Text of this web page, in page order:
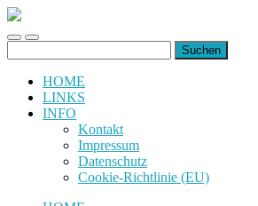
uiuiuiuiuiuiui.de
Toggle
mobile
Toggle
search
nach:
HOME
LINKS
INFO
Kontakt
Impressum
Datenschutz
Cookie-Richtlinie (EU)